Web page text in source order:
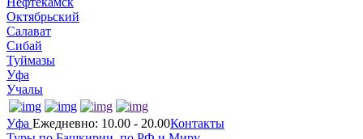
Октябрьский
Салават
Сибай
Туймазы
Уфа
Учалы
Уфа Ежедневно: 10.00 - 20.00Контакты